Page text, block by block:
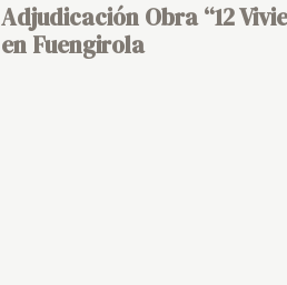
Adjudicación Obra “12
en Fuengirola